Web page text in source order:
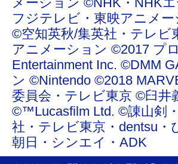
フジテレビ・東映アニメ
©空知英秋/集英社・テレビ
アニメーション ©2017 プ
Entertainment Inc. ©DMM
ン ©Nintendo ©2018
委員会・テレビ東京 ©臼井
©™Lucasfilm Ltd. ©諌山剣
社・テレビ東京・dentsu
朝日・シンエイ・ADK